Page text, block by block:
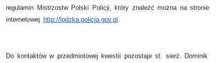
regulamin Mistrzostw Polski Policji, który znaleźć można na stronie
internetowej http://lodzka.policja.gov.pl
Do kontaktów w przedmiotowej kwestii pozostaje st. sierż. Dominik